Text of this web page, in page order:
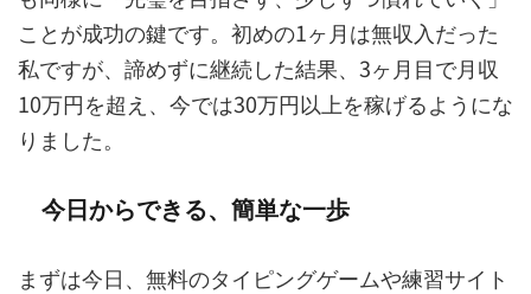
ことが成功の鍵です。初めの1ヶ月は無収入だった
私ですが、諦めずに継続した結果、3ヶ月目で月収
10万円を超え、今では30万円以上を稼げるようにな
りました。
今日からできる、簡単な一歩
まずは今日、無料のタイピングゲームや練習サイト